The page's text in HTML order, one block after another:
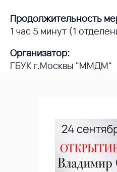
Продолжительность
1 час 5 минут (1
Организатор:
ГБУК г.Москвы "ММДМ"